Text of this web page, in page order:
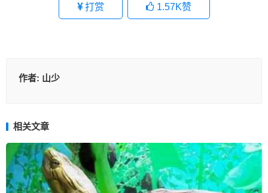
打赏 1.57K赞
作者: 山少
相关文章